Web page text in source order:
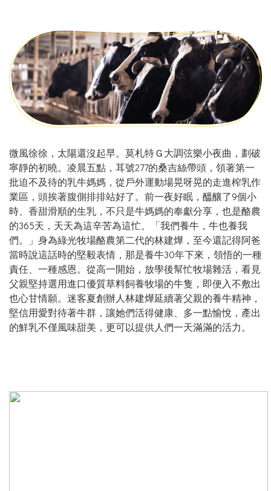
微風徐徐，太陽還沒起早。莫札特Ｇ大調弦樂小夜曲，劃破
寧靜的初曉。凌晨五點，耳號277的桑吉絲帶頭，領著第一
批迫不及待的乳牛媽媽，從戶外運動場晃呀晃的走進榨乳作
業區，頭挨著腹側排排站好了。前一夜好眠，醞釀了9個小
時、香甜滑順的生乳，不只是牛媽媽的奉獻分享，也是酪農
的365天，天天為這辛苦為這忙。「我們養牛，牛也養我
們。」身為綠光牧場酪農第二代的林建燁，至今還記得阿爸
當時說這話時的堅毅表情，那是養牛30年下來，領悟的一種
責任、一種感恩。從高一開始，放學後幫忙牧場雜活，看見
父親堅持選用進口優質草料飼養牧場的牛隻，即便入不敷出
也心甘情願。迷客夏創辦人林建燁延續著父親的養牛精神，
堅信用愛對待著牛群，讓她們活得健康、多一點愉悅，產出
的鮮乳不僅風味甜美，更可以提供人們一天滿滿的活力。